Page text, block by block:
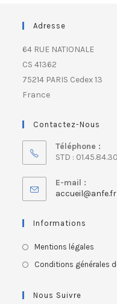
Adresse
64 RUE NATIONALE
CS 41362
75214 PARIS Cedex 13
France
Contactez-Nous
Téléphone :
STD :
E-mail :
accueil@anfe.fr
Informations
Mentions légales
Conditions générales
Nous Suivre